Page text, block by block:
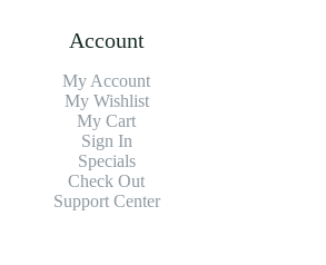
Account
My Account
My Wishlist
My Cart
Sign In
Specials
Check Out
Support Center